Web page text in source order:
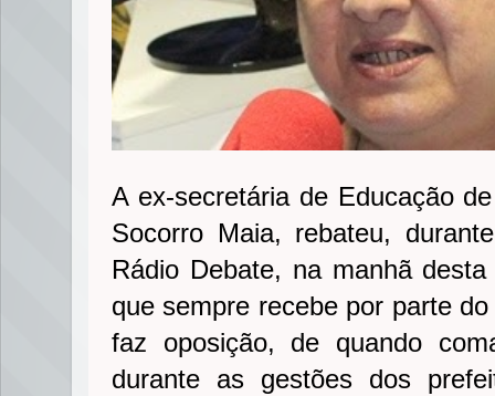
A ex-secretária de Educação
Socorro Maia, rebateu,
Rádio Debate, na manhã
que sempre recebe por parte
faz oposição, de quando
durante as gestões dos